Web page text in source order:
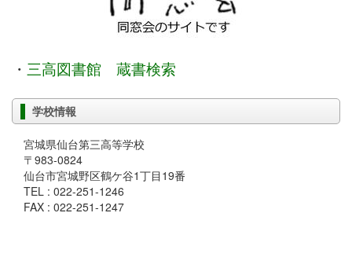
・ 三高図書館 蔵書検索
学校情報
宮城県仙台第三高等学校
〒983-0824
仙台市宮城野区鶴ケ谷1丁目19番
TEL : 022-251-1246
FAX : 022-251-1247